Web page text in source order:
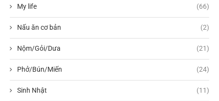
My life (66)
Nấu ăn cơ bản (2)
Nộm/Gỏi/Dưa (21)
Phở/Bún/Miến (24)
Sinh Nhật (11)